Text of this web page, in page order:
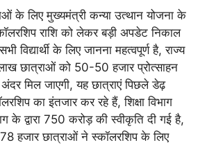
के लिए मुख्यमंत्री कन्या उत्थान योजना के
राशि को लेकर बड़ी अपडेट निकाल
विद्यार्थी के लिए जानना महत्वपूर्ण है, राज्य
छात्राओं को 50-50 हजार प्रोत्साहन
मिल जाएगी, यह छात्राएं पिछले डेढ़
का इंतजार कर रहे हैं, शिक्षा विभाग
के द्वारा 750 करोड़ की स्वीकृति दी गई है,
हजार छात्राओं ने स्कॉलरशिप के लिए